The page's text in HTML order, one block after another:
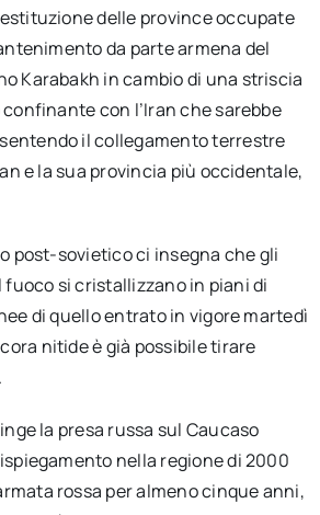
delle province occupate
da parte armena del
Karabakh in cambio di una striscia
con l’Iran che sarebbe
il collegamento terrestre
e la sua provincia più occidentale,
post-sovietico ci insegna che gli
si cristallizzano in piani di
di quello entrato in vigore martedì
nitide è già possibile tirare
la presa russa sul Caucaso
nella regione di 2000
rossa per almeno cinque anni,